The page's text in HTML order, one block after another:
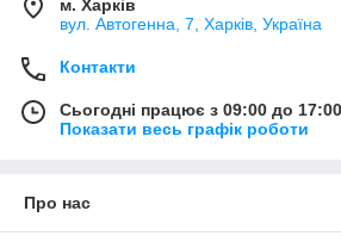
м. Харків
вул. Автогенна, 7, Харків, Україна
Контакти
Сьогодні працює з 09:00 до 17:00
Показати весь графік роботи
Про нас